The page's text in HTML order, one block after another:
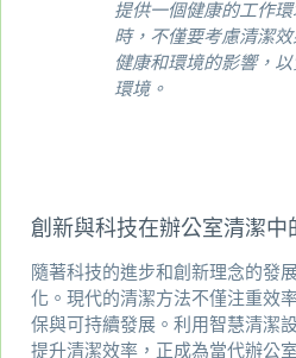
提供一個健康的工作
時，不僅要考慮清潔
健康和環境的影響，
環境。
創新與科技在辦公室清潔中
隨著科技的進步和創新理念的發
化。現代的清潔方法不僅注重效
保與可持續發展。利用智慧清潔
提升清潔效率，正成為當代辦公